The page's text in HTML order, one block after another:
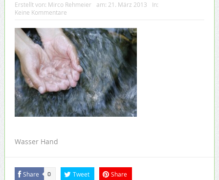
Erstellt von: Mirco Rehmeier am: 21. März 2013
In:
Keine Kommentare
Wasser Hand
Share 0 Tweet Share